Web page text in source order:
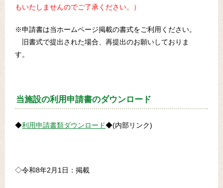
もいたしませんのでご了承ください。）
※申請書は当ホームページ掲載の書式をご利用ください。
旧書式で提出された場合、再提出のお願いしておりま
す。
当施設の利用申請書のダウンロード
◆利用申請書類ダウンロード◆(内部リンク)
◇令和8年2月1日：掲載